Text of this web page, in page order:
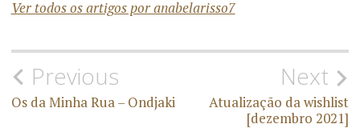
Ver todos os artigos por anabelarisso7
Previous
Os da Minha Rua – Ondjaki
Next
Atualização da wishlist
[dezembro 2021]